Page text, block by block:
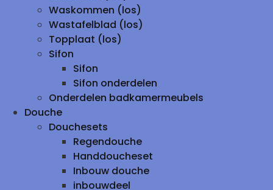
Waskommen (los)
Wastafelblad (los)
Topplaat (los)
Sifon
Sifon
Sifon onderdelen
Onderdelen badkamermeubels
Douche
Douchesets
Regendouche
Handdoucheset
Inbouw douche
inbouwdeel